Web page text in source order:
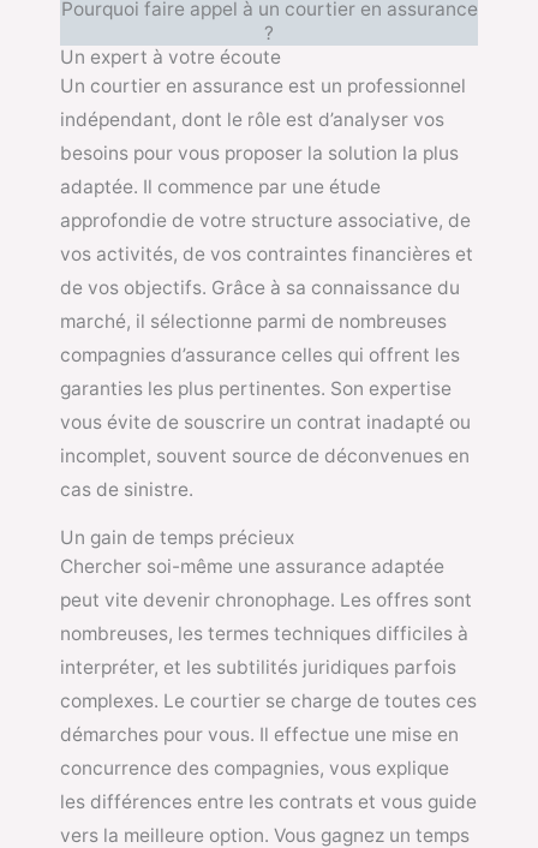
Pourquoi faire appel à un courtier en assurance
?
Un expert à votre écoute
Un courtier en assurance est un professionnel
indépendant, dont le rôle est d’analyser vos
besoins pour vous proposer la solution la plus
adaptée. Il commence par une étude
approfondie de votre structure associative, de
vos activités, de vos contraintes financières et
de vos objectifs. Grâce à sa connaissance du
marché, il sélectionne parmi de nombreuses
compagnies d’assurance celles qui offrent les
garanties les plus pertinentes. Son expertise
vous évite de souscrire un contrat inadapté ou
incomplet, souvent source de déconvenues en
cas de sinistre.
Un gain de temps précieux
Chercher soi-même une assurance adaptée
peut vite devenir chronophage. Les offres sont
nombreuses, les termes techniques difficiles à
interpréter, et les subtilités juridiques parfois
complexes. Le courtier se charge de toutes ces
démarches pour vous. Il effectue une mise en
concurrence des compagnies, vous explique
les différences entre les contrats et vous guide
vers la meilleure option. Vous gagnez un temps